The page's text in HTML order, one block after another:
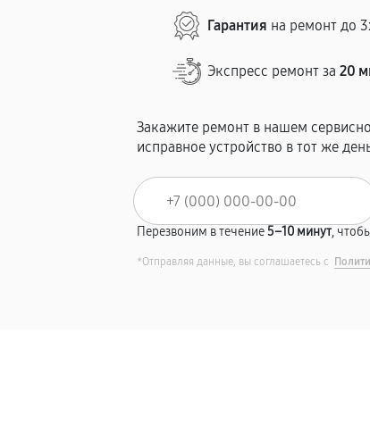
Гарантия на ремонт до
Экспресс ремонт за20
Закажите ремонт в нашем
исправное устройство в тот же
Перезвоним в течение5–10 минут,
*Отправляя данные, вы соглашаетесь с